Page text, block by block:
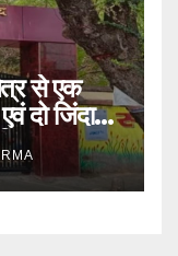
से एक
दो जिंदा